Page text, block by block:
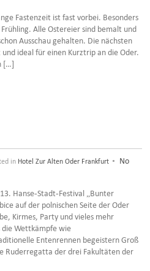
Fastenzeit ist fast vorbei. Besonders
Alle Ostereier sind bemalt und
Ausschau gehalten. Die nächsten
ideal für einen Kurztrip an die Oder.
[…]
in Hotel Zur Alten Oder Frankfurt •
No
Hanse-Stadt-Festival „Bunter
auf der polnischen Seite der Oder
Kirmes, Party und vieles mehr
die Wettkämpfe wie
Entenrennen begeistern Groß
Ruderregatta der drei Fakultäten der